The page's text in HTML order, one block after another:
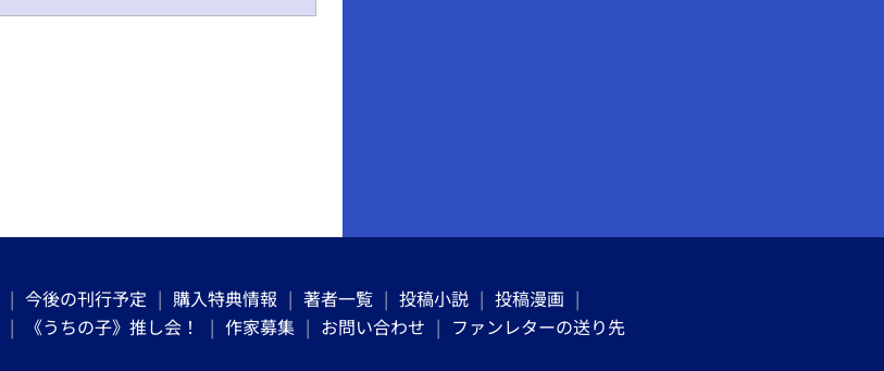
今後の刊行予定 購入特典情報 著者一覧 投稿小説
投稿漫画
《うちの子》推し会！ 作家募集 お問い合わせ ファンレターの送り先